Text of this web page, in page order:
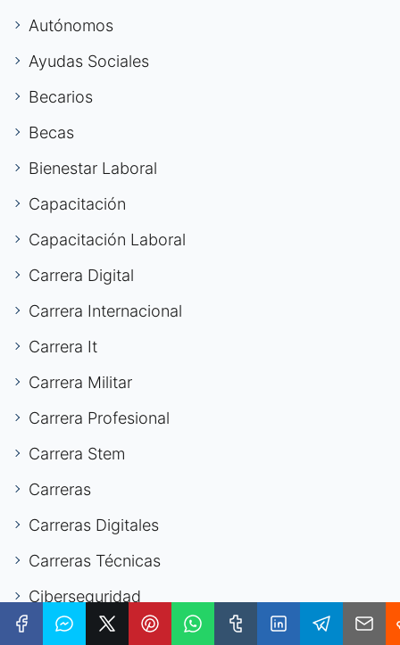
Autónomos
Ayudas Sociales
Becarios
Becas
Bienestar Laboral
Capacitación
Capacitación Laboral
Carrera Digital
Carrera Internacional
Carrera It
Carrera Militar
Carrera Profesional
Carrera Stem
Carreras
Carreras Digitales
Carreras Técnicas
Ciberseguridad
Conciliación